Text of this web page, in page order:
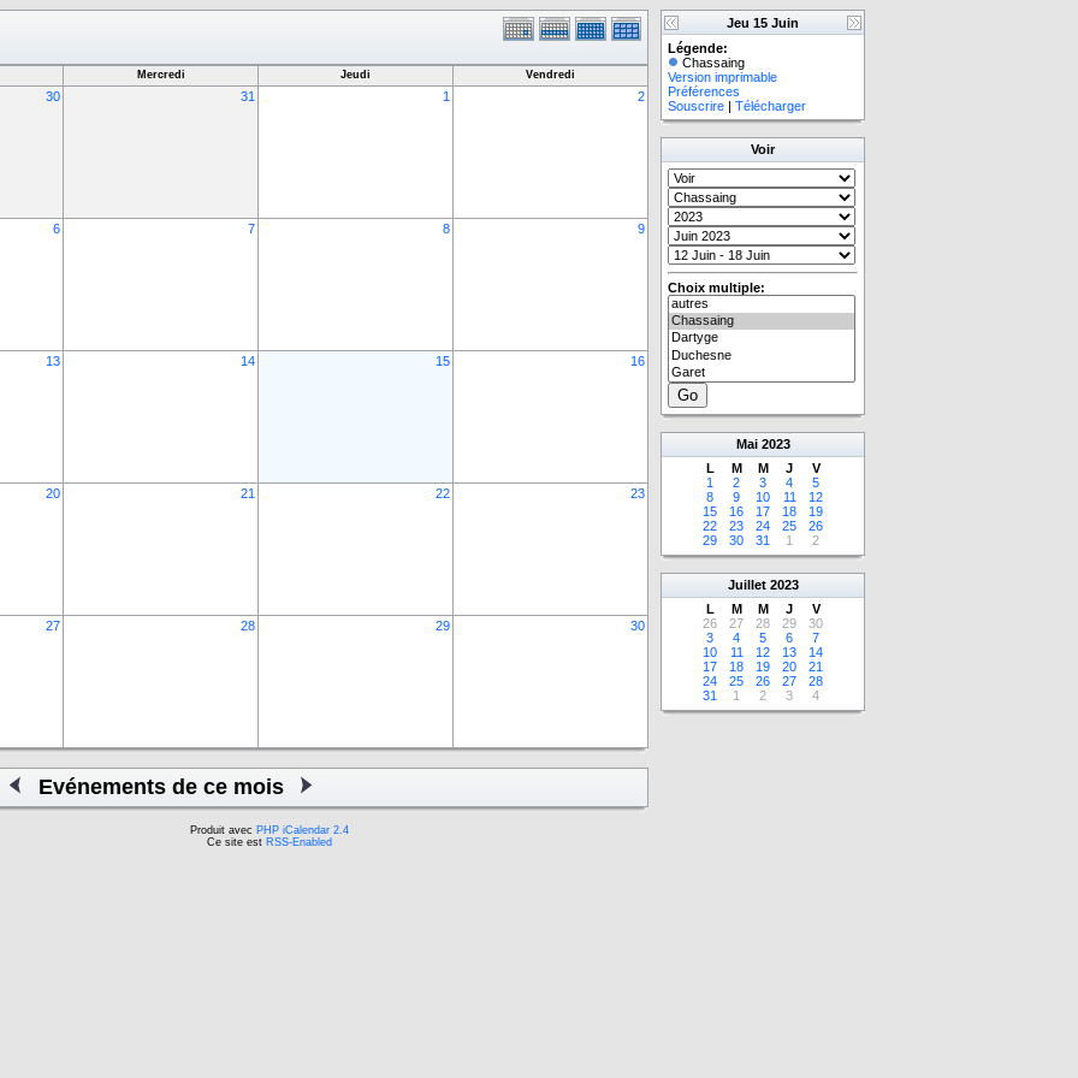
Mercredi Jeudi Vendredi
30 31 1 2
6 7 8 9
13 14 15 16
20 21 22 23
27 28 29 30
Evénements de ce mois
Jeu 15 Juin
Légende:
Chassaing
Version imprimable
Préférences
Souscrire | Télécharger
Voir
Choix multiple:
Mai 2023
L
M M J
V
1
2 3 4
5
8
9 10 11
12
15
16 17 18
19
22
23 24 25
26
29
30 31 1 2
Juillet 2023
L
M M J
V
26
27 28 29
30
3
4 5 6
7
10
11 12 13
14
17
18 19 20
21
24
25 26 27
28
31
1 2 3 4
Produit avec PHP iCalendar 2.4
Ce site est RSS-Enabled